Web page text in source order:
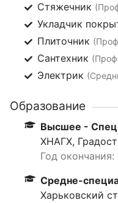
Стяжечник
Укладчик
Плиточник
Сантехник
Электрик
Образование
Высшее -
ХНАГХ,
Год окончания:
Средне-
Харьковский